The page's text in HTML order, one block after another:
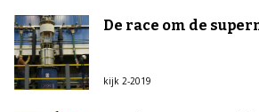
De race om de
kijk 2-2019